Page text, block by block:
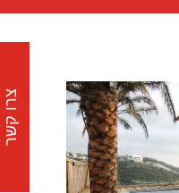
צרו קשר